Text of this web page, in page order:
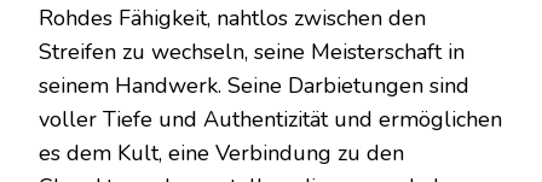
Rohdes Fähigkeit, nahtlos zwischen den
Streifen zu wechseln, seine Meisterschaft in
seinem Handwerk. Seine Darbietungen sind
voller Tiefe und Authentizität und ermöglichen
es dem Kult, eine Verbindung zu den